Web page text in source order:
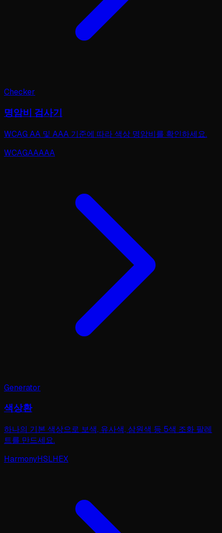
Checker
명암비 검사기
WCAG AA 및 AAA 기준에 따라 색상 명암비를 확인하세요.
WCAGAAAAA
Generator
색상환
하나의 기본 색상으로 보색, 유사색, 삼원색 등 5색 조화 팔레
트를 만드세요.
HarmonyHSLHEX